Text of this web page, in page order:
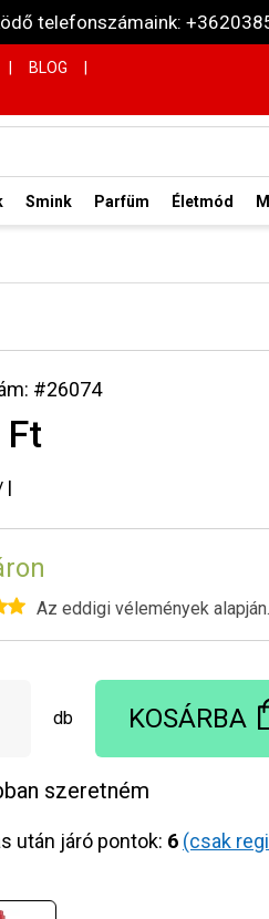
telefonszámaink:
BLOG
Smink Parfüm Életmód
#26074
Ft
Az eddigi vélemények alapján.
db KOSÁRBA
szeretném
után járó pontok: 6 (csak